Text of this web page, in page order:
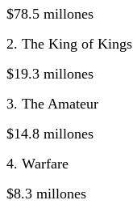
$78.5 millones
2. The King of Kings
$19.3 millones
3. The Amateur
$14.8 millones
4. Warfare
$8.3 millones